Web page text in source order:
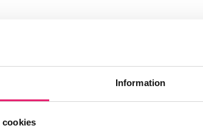
Information
cookies